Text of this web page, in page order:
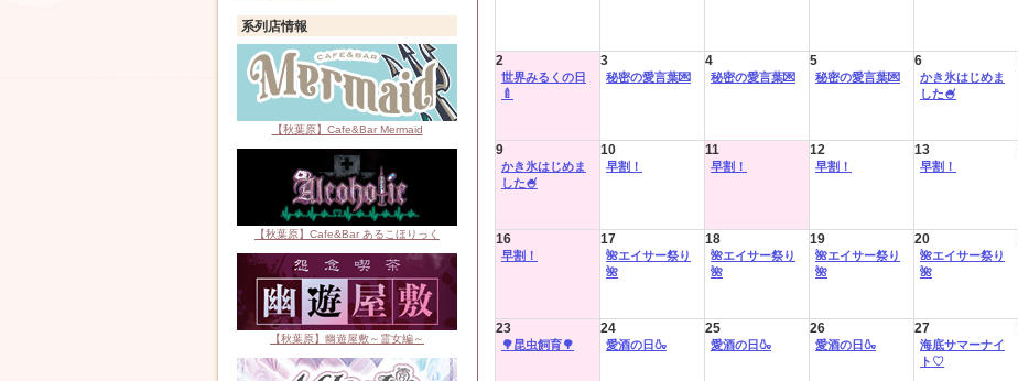
2
世界みるくの日
🍼
3
秘密の愛言葉💌
4
秘密の愛言葉💌
5
秘密の愛言葉💌
6
かき氷はじめま
した🍧
9
かき氷はじめま
した🍧
10
早割！
11
早割！
12
早割！
13
早割！
16
早割！
17
🌺エイサー祭り
🌺
18
🌺エイサー祭り
🌺
19
🌺エイサー祭り
🌺
20
🌺エイサー祭り
🌺
23
🌳昆虫飼育🌳
24
愛酒の日🍶
25
愛酒の日🍶
26
愛酒の日🍶
27
海底サマーナイ
ト♡
系列店情報
【秋葉原】Cafe&Bar Mermaid
【秋葉原】Cafe&Bar あるこほりっく
【秋葉原】幽遊屋敷～霊女編～